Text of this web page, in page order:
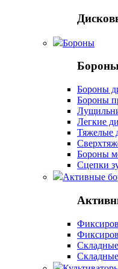
Бороны
Бороны
Бороны
Легкие
Тяжелые
Бороны
Сцепки
Активные